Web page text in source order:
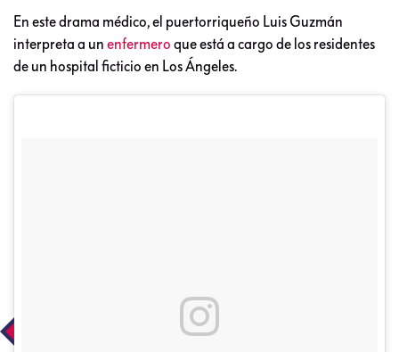
En este drama médico, el puertorriqueño Luis Guzmán
interpreta a un enfermero que está a cargo de los residentes
de un hospital ficticio en Los Ángeles.